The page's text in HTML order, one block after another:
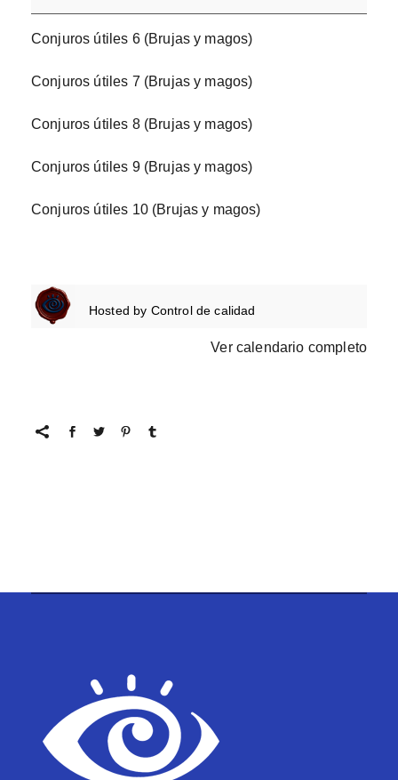
Conjuros útiles 6 (Brujas y magos)
Conjuros útiles 7 (Brujas y magos)
Conjuros útiles 8 (Brujas y magos)
Conjuros útiles 9 (Brujas y magos)
Conjuros útiles 10 (Brujas y magos)
Hosted by Control de calidad
Ver calendario completo